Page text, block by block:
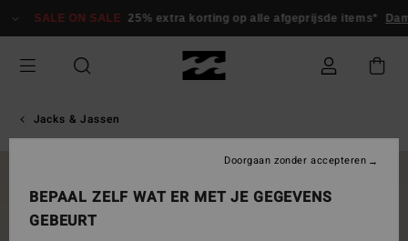
naar
SALE ON SALE 25% extra korting op alle afgeprijsde items*
Jacks & Jassen
BEPAAL ZELF WAT ER MET JE GEGEVENS
GEBEURT
Doorgaan zonder accepteren